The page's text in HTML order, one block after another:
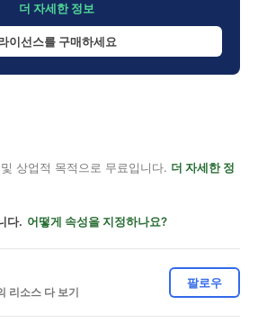
더 자세한 정보
이선스를 구매하세요
상업적 목적으로 무료입니다. 더 자세한 정
다. 어떻게 속성을 지정하나요?
리소스 다 보기
팔로우